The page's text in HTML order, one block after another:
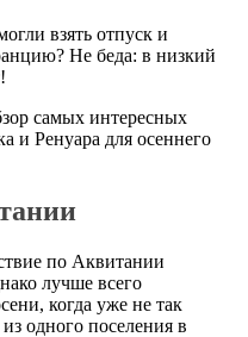
взять отпуск и
Не беда: в низкий
самых интересных
и Ренуара для осеннего
по Аквитании
лучше всего
когда уже не так
одного поселения в